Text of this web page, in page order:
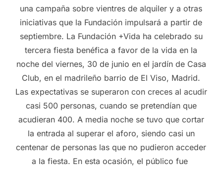
una campaña sobre vientres de alquiler y a otras
iniciativas que la Fundación impulsará a partir de
septiembre. La Fundación +Vida ha celebrado su
tercera fiesta benéfica a favor de la vida en la
noche del viernes, 30 de junio en el jardín de Casa
Club, en el madrileño barrio de El Viso, Madrid.
Las expectativas se superaron con creces al acudir
casi 500 personas, cuando se pretendían que
acudieran 400. A media noche se tuvo que cortar
la entrada al superar el aforo, siendo casi un
centenar de personas las que no pudieron acceder
a la fiesta. En esta ocasión, el público fue